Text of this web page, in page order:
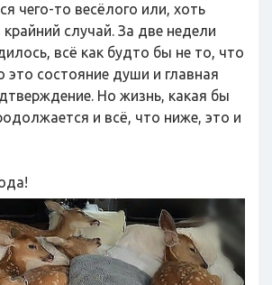
чего-то весёлого или, хоть
случай. За две недели
всё как будто бы не то, что
это состояние души и главная
Но жизнь, какая бы
и всё, что ниже, это и